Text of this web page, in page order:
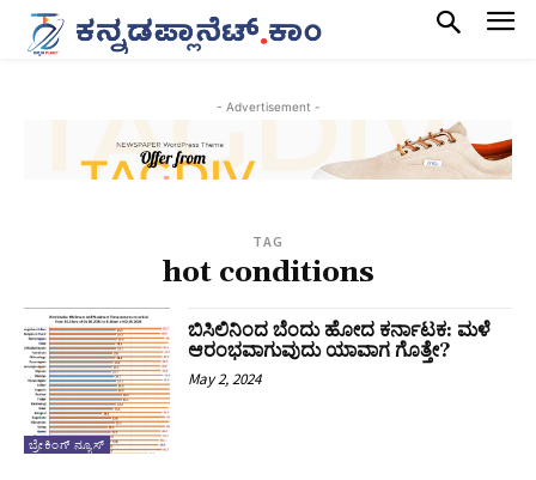
- Advertisement -
TAG
hot conditions
ಬ್ರೇಕಿಂಗ್ ನ್ಯೂಸ್
ಬಿಸಿಲಿನಿಂದ ಬೆಂದು ಹೋದ ಕರ್ನಾಟಕ: ಮಳೆ
ಆರಂಭವಾಗುವುದು ಯಾವಾಗ ಗೊತ್ತೇ?
May 2, 2024